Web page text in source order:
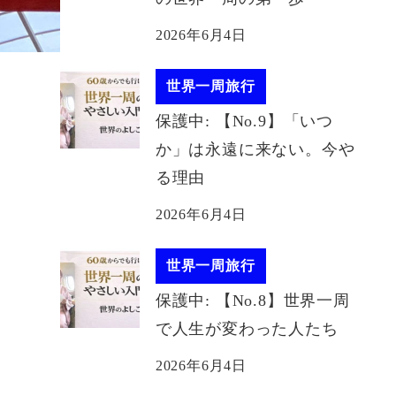
2026年6月4日
世界一周旅行
保護中: 【No.9】「いつ
か」は永遠に来ない。今や
る理由
2026年6月4日
世界一周旅行
保護中: 【No.8】世界一周
で人生が変わった人たち
2026年6月4日